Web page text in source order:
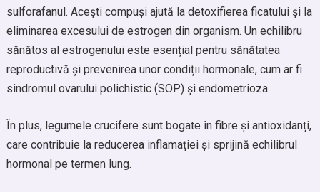
sulforafanul. Acești compuși ajută la detoxifierea ficatului și la
eliminarea excesului de estrogen din organism. Un echilibru
sănătos al estrogenului este esențial pentru sănătatea
reproductivă și prevenirea unor condiții hormonale, cum ar fi
sindromul ovarului polichistic (SOP) și endometrioza.
În plus, legumele crucifere sunt bogate în fibre și antioxidanți,
care contribuie la reducerea inflamației și sprijină echilibrul
hormonal pe termen lung.